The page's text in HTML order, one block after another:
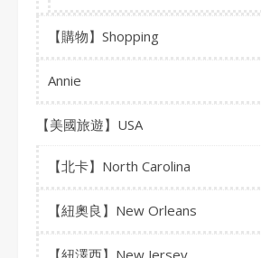
【購物】Shopping
Annie
【美國旅遊】USA
【北卡】North Carolina
【紐奧良】New Orleans